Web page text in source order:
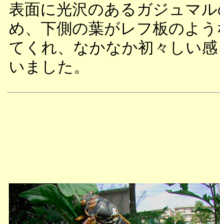
表面に光沢のあるガジュマ
め、下側の葉がレフ板のよ
てくれ、なかなか初々しい
いました。